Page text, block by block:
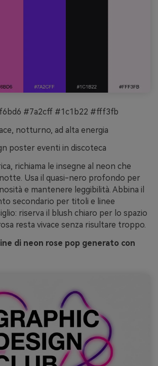
#7a2cff #1c1b22 #fff3fb
notturno, ad alta energia
poster eventi in discoteca
richiama le insegne al neon che
Usa il quasi-nero profondo per
e mantenere leggibilità. Abbina il
secondario per titoli e linee
riserva il blush chiaro per lo spazio
resta vivace senza risultare troppo.
di neon rose pop generato con